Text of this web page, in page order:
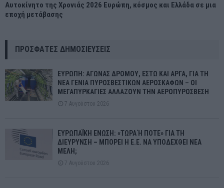
Αυτοκίνητο της Χρονιάς 2026 Ευρώπη, κόσμος και Ελλάδα σε μια
εποχή μετάβασης
ΠΡΌΣΦΑΤΕΣ ΔΗΜΟΣΙΕΎΣΕΙΣ
ΕΥΡΩΠΗ: ΑΓΩΝΑΣ ΔΡΟΜΟΥ, ΕΣΤΩ ΚΑΙ ΑΡΓΑ, ΓΙΑ ΤΗ
ΝΕΑ ΓΕΝΙΑ ΠΥΡΟΣΒΕΣΤΙΚΩΝ ΑΕΡΟΣΚΑΦΩΝ – ΟΙ
ΜΕΓΑΠΥΡΚΑΓΙΕΣ ΑΛΛΑΖΟΥΝ ΤΗΝ ΑΕΡΟΠΥΡΟΣΒΕΣΗ
7 Αυγούστου 2026
ΕΥΡΩΠΑΪΚΗ ΕΝΩΣΗ: «ΤΩΡΑ Ή ΠΟΤΕ» ΓΙΑ ΤΗ
ΔΙΕΥΡΥΝΣΗ – ΜΠΟΡΕΙ Η Ε.Ε. ΝΑ ΥΠΟΔΕΧΘΕΙ ΝΕΑ
ΜΕΛΗ;
7 Αυγούστου 2026